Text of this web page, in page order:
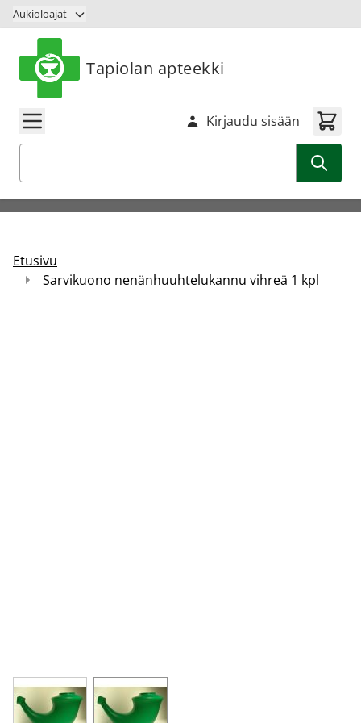
Siirry sisältöön
Aukioloajat
Tapiolan apteekki
Kirjaudu sisään
Etusivu
Sarvikuono nenänhuuhtelukannu vihreä 1 kpl
View larger imageView larger image